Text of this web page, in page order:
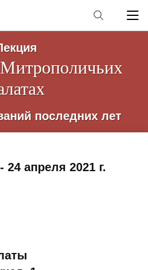
последних лет
24 апреля 2021 г.